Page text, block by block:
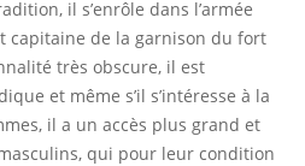
il s’enrôle dans l’armée
capitaine de la garnison du fort
très obscure, il est
et même s’il s’intéresse à la
il a un accès plus grand et
qui pour leur condition